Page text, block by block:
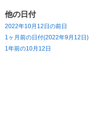
他の日付
2022年10月12日の前日
1ヶ月前の日付(2022年9月12日)
1年前の10月12日